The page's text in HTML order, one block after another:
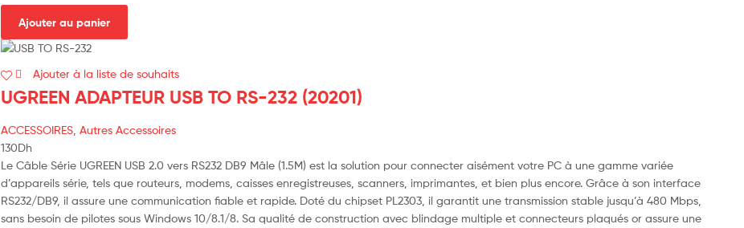
Ajouter au panier
Ajouter à la liste de souhaits
UGREEN ADAPTEUR USB TO RS-232 (20201)
ACCESSOIRES, Autres Accessoires
130Dh
Le Câble Série UGREEN USB 2.0 vers RS232 DB9 Mâle (1.5M) est la solution pour connecter aisément votre PC à une gamme variée
d’appareils série, tels que routeurs, modems, caisses enregistreuses, scanners, imprimantes, et bien plus encore. Grâce à son interface
RS232/DB9, il assure une communication fiable et rapide. Doté du chipset PL2303, il garantit une transmission stable jusqu’à 480 Mbps,
sans besoin de pilotes sous Windows 10/8.1/8. Sa qualité de construction avec blindage multiple et connecteurs plaqués or assure une